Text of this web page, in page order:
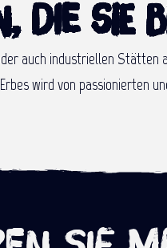
die Sie
auch industriellen
wird von passionierten